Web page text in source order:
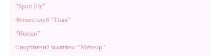
“Sport life”
Фітнес-клуб “Titan”
“Human”
Спортивний комплекс “Метеор”